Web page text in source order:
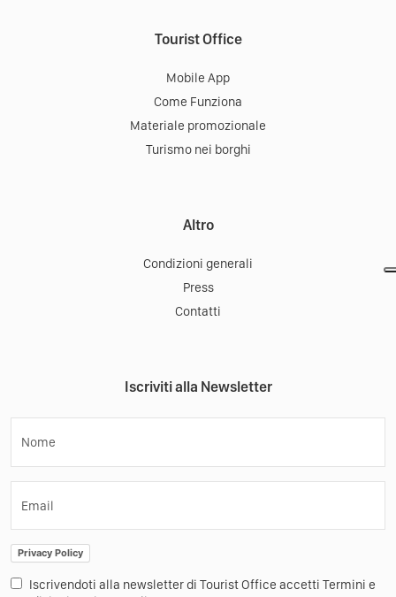
Tourist Office
Mobile App
Come Funziona
Materiale promozionale
Turismo nei borghi
Altro
Condizioni generali
Press
Contatti
Iscriviti alla Newsletter
Nome
Email
Privacy Policy
Iscrivendoti alla newsletter di Tourist Office accetti Termini e